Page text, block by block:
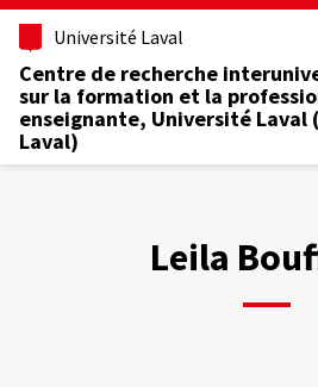
Aller
contenu
principal
Université Laval
Centre de recherche
sur la formation et la
enseignante, Université Laval
Laval)
Leila